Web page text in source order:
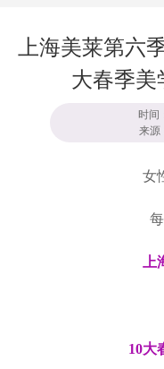
上海美莱第六
大春季美
时间
来
女性
每
10大